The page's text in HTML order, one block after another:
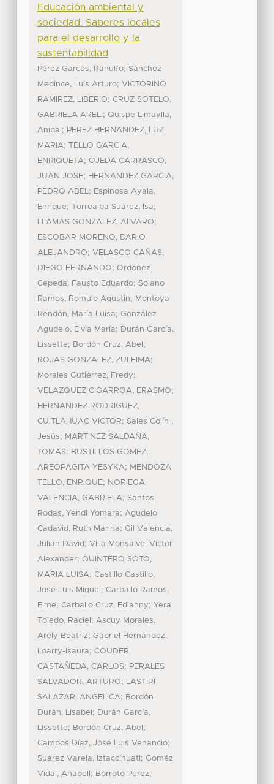
Educación ambiental y
sociedad. Saberes locales
para el desarrollo y la
sustentabilidad
Pérez Garcés, Ranulfo; Sánchez
Medince, Luis Arturo; VICTORINO
RAMIREZ, LIBERIO; CRUZ SOTELO,
GABRIELA ARELI ; Quispe Limaylla,
Aníbal ; PEREZ HERNANDEZ, LUZ
MARIA;
TELLO GARCIA,
ENRIQUETA; OJEDA CARRASCO,
JUAN JOSE; HERNANDEZ GARCIA,
PEDRO ABEL; Espinosa Ayala,
Enrique; Torrealba Suárez, Isa;
LLAMAS GONZALEZ, ALVARO;
ESCOBAR MORENO, DARIO
ALEJANDRO; VELASCO CAÑAS,
DIEGO FERNANDO; Ordóñez
Cepeda, Fausto Eduardo; Solano
Ramos, Romulo Agustin; Montoya
Rendón, María Luisa; González
Agudelo, Elvia María; Durán García,
Lissette; Bordón Cruz, Abel ;
ROJAS GONZALEZ, ZULEIMA;
Morales Gutiérrez, Fredy;
VELAZQUEZ CIGARROA, ERASMO;
HERNANDEZ RODRIGUEZ,
CUITLAHUAC VICTOR; Sales Colín ,
Jesús; MARTINEZ SALDAÑA,
TOMAS; BUSTILLOS GOMEZ,
AREOPAGITA YESYKA; MENDOZA
TELLO, ENRIQUE; NORIEGA
VALENCIA, GABRIELA; Santos
Rodas, Yendi Yomara; Agudelo
Cadavid, Ruth Marina; Gil Valencia,
Julián David; Villa Monsalve, Víctor
Alexander; QUINTERO SOTO,
MARIA LUISA; Castillo Castillo,
José Luis Miguel ; Carballo Ramos,
Elme; Carballo Cruz, Edianny; Yera
Toledo, Raciel ; Ascuy Morales,
Arely Beatriz; Gabriel Hernández,
Loarry-Isaura; COUDER
CASTAÑEDA, CARLOS; PERALES
SALVADOR, ARTURO; LASTIRI
SALAZAR, ANGELICA; Bordón
Durán, Lisabel ; Durán García,
Lissette; Bordón Cruz, Abel ;
Campos Díaz, José Luis Venancio;
Suárez Varela, Iztaccíhuatl ; Goméz
Vidal, Anabell
; Borroto Pérez,